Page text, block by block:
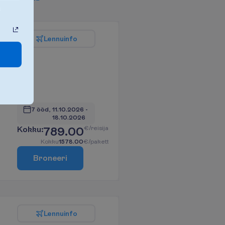
7 ööd, 11.10.2026 -
18.10.2026
Kokku:789.00€/reisija
Kokku1578.00€/pakett
Lennuinfo
Broneeri
Lennuinfo